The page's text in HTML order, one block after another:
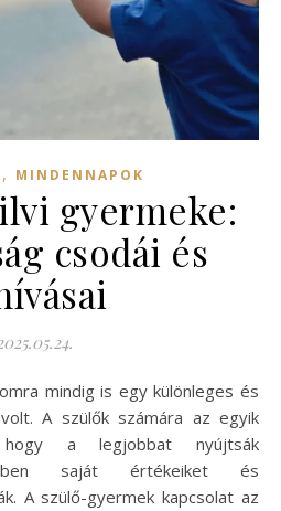
, MINDENNAPOK
gyermeke:
csodái és
A szülők számára az egyik
hogy a legjobbat nyújtsák
saját értékeiket és
A szülő-gyermek kapcsolat az